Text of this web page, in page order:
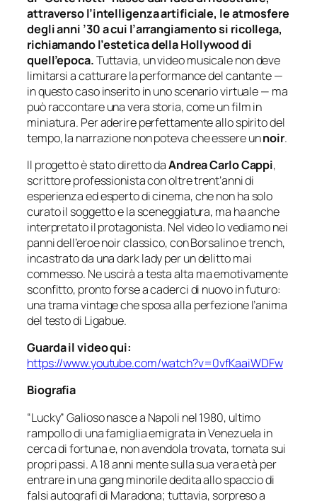
attraverso l’intelligenza artificiale, le atmosfere
degli anni ’30 a cui l’arrangiamento si ricollega,
richiamando l’estetica della Hollywood di
quell’epoca.Tuttavia, un video musicale non deve
limitarsi a catturare la performance del cantante —
in questo caso inserito in uno scenario virtuale — ma
può raccontare una vera storia, come un film in
miniatura. Per aderire perfettamente allo spirito del
tempo, la narrazione non poteva che essere unnoir.
Il progetto è stato diretto daAndrea Carlo Cappi,
scrittore professionista con oltre trent’anni di
esperienza ed esperto di cinema, che non ha solo
curato il soggetto e la sceneggiatura, ma ha anche
interpretato il protagonista. Nel video lo vediamo nei
panni dell’eroe noir classico, con Borsalino e trench,
incastrato da unadark ladyper un delitto mai
commesso. Ne uscirà a testa alta ma emotivamente
sconfitto, pronto forse a caderci di nuovo in futuro:
una trama vintage che sposa alla perfezione l’anima
del testo di Ligabue.
Guarda il video qui:
https://www.youtube.com/watch?v=0vfKaaiWDFw
Biografia
“Lucky” Galioso nasce a Napoli nel 1980, ultimo
rampollo di una famiglia emigrata in Venezuela in
cerca di fortuna e, non avendola trovata, tornata sui
propri passi. A 18 anni mente sulla sua vera età per
entrare in una gang minorile dedita allo spaccio di
falsi autografi di Maradona; tuttavia, sorpreso a